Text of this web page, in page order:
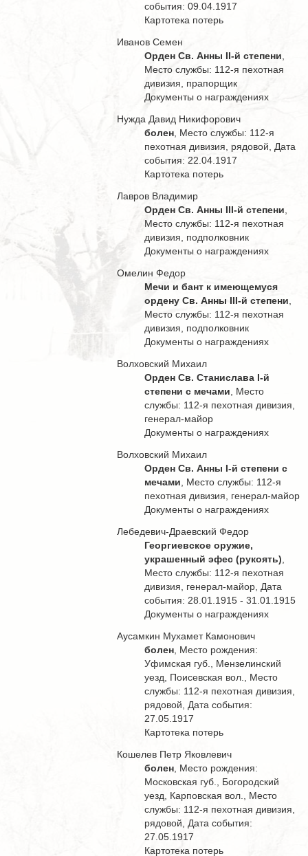
события: 09.04.1917
Картотека потерь
Иванов Семен
Орден Св. Анны II-й степени
Место службы: 112-я пехотная
дивизия, прапорщик
Документы о награждениях
Нужда Давид Никифорович
болен , Место службы: 112-я
пехотная дивизия, рядовой, Дата
события: 22.04.1917
Картотека потерь
Лавров Владимир
Орден Св. Анны III-й степени
Место службы: 112-я пехотная
дивизия, подполковник
Документы о награждениях
Омелин Федор
Мечи и бант к имеющемуся
ордену Св. Анны III-й степени
Место службы: 112-я пехотная
дивизия, подполковник
Документы о награждениях
Волховский Михаил
Орден Св. Станислава I-й
степени с мечами , Место
службы: 112-я пехотная дивизия,
генерал-майор
Документы о награждениях
Волховский Михаил
Орден Св. Анны I-й степени с
мечами , Место службы: 112-я
пехотная дивизия, генерал-майор
Документы о награждениях
Лебедевич-Драевский Федор
Георгиевское оружие,
украшенный эфес (рукоять)
Место службы: 112-я пехотная
дивизия, генерал-майор, Дата
события: 28.01.1915 - 31.01.1915
Документы о награждениях
Аусамкин Мухамет Камонович
болен , Место рождения:
Уфимская губ., Мензелинский
уезд, Поисевская вол., Место
службы: 112-я пехотная дивизия,
рядовой, Дата события:
27.05.1917
Картотека потерь
Кошелев Петр Яковлевич
болен , Место рождения:
Московская губ., Богородский
уезд, Карповская вол., Место
службы: 112-я пехотная дивизия,
рядовой, Дата события:
27.05.1917
Картотека потерь